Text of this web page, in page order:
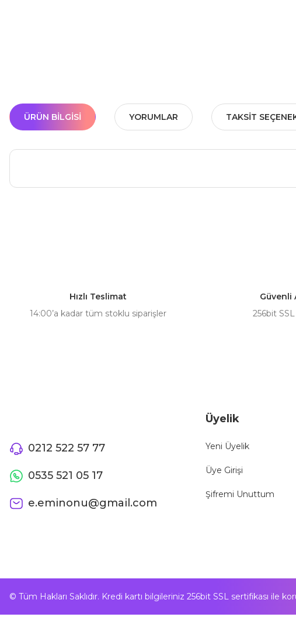
ÜRÜN BILGISI YORUMLAR TAKSIT
Ürün fiyatı diğer sitelerden daha pahalı.
Hızlı Teslimat
14:00’a kadar tüm stoklu siparişler
Güvenli
256bit
0212 522 57 77
0535 521 05 17
e.eminonu@gmail.com
Üyelik
Yeni Üyelik
Üye Girişi
Şifremi Unuttum
© Tüm Hakları Saklıdır. Kredi kartı bilgileriniz 256bit SSL sertifikası ile